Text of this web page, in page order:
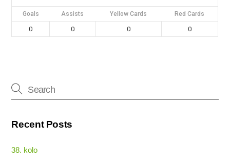
Goals Assists Yellow Cards Red Cards
0 0 0 0
Recent Posts
38. kolo